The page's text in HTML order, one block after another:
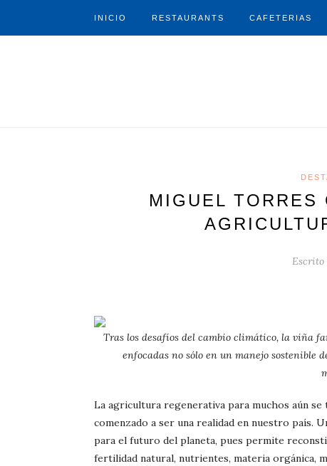
INICIO RESTAURANTS CAFETERIAS
MIGUEL TORRES
Escrito
Tras los desafíos del cambio climático, la viña
enfocadas no sólo en un manejo sostenible
La agricultura regenerativa para muchos aún
comenzado a ser una realidad en nuestro país.
para el futuro del planeta, pues permite
fertilidad natural, nutrientes, materia orgánica,